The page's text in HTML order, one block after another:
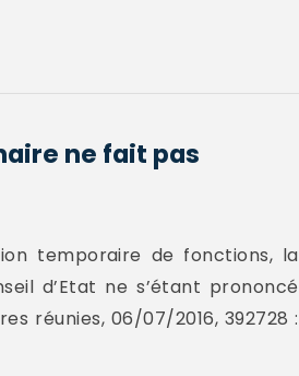
ne fait pas
temporaire de fonctions, la
d’Etat ne s’étant prononcé
réunies, 06/07/2016, 392728 :